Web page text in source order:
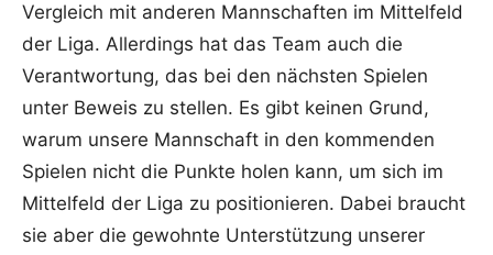
Vergleich mit anderen Mannschaften im Mittelfeld
der Liga. Allerdings hat das Team auch die
Verantwortung, das bei den nächsten Spielen
unter Beweis zu stellen. Es gibt keinen Grund,
warum unsere Mannschaft in den kommenden
Spielen nicht die Punkte holen kann, um sich im
Mittelfeld der Liga zu positionieren. Dabei braucht
sie aber die gewohnte Unterstützung unserer